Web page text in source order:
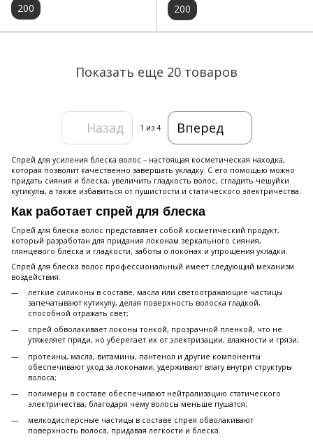
200 200
Показать еще 20 товаров
Назад 1 из 4 Вперед
Спрей для усиления блеска волос – настоящая косметическая находка,
которая позволит качественно завершать укладку. С его помощью можно
придать сияния и блеска, увеличить гладкость волос, сгладить чешуйки
кутикулы, а также избавиться от пушистости и статического электричества.
Как работает спрей для блеска
Спрей для блеска волос представляет собой косметический продукт,
который разработан для придания локонам зеркального сияния,
глянцевого блеска и гладкости, заботы о локонах и упрощения укладки.
Спрей для блеска волос профессиональный имеет следующий механизм
воздействия:
легкие силиконы в составе, масла или светоотражающие частицы
запечатывают кутикулу, делая поверхность волоска гладкой,
способной отражать свет;
спрей обволакивает локоны тонкой, прозрачной пленкой, что не
утяжеляет пряди, но уберегает их от электризации, влажности и грязи;
протеины, масла, витамины, пантенол и другие компоненты
обеспечивают уход за локонами, удерживают влагу внутри структуры
волоса;
полимеры в составе обеспечивают нейтрализацию статического
электричества, благодаря чему волосы меньше пушатся;
мелкодисперсные частицы в составе спрея обволакивают
поверхность волоса, придавая легкости и блеска.